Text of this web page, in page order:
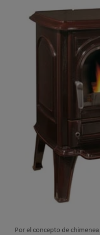
Por el concepto de